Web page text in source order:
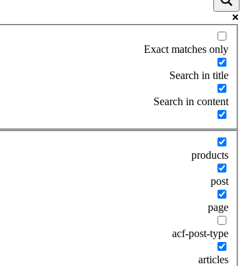
Exact matches only
Search in title
Search in content
products
post
page
acf-post-type
articles